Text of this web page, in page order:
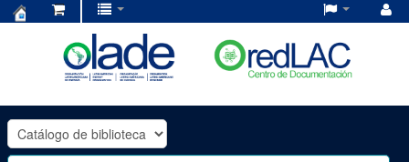
OLADE
-